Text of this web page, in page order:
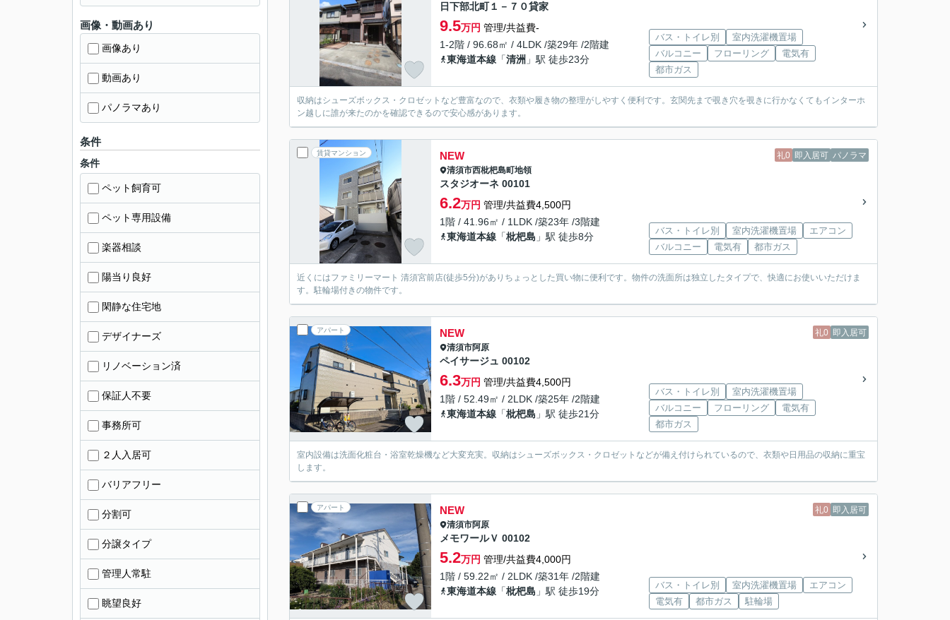
日下部北町１－７０貸家
9.5万円 管理/共益費-
1-2階 / 96.68㎡ / 4LDK /築29年 /2階建
東海道本線 「清洲 」駅 徒歩23分
バス・トイレ別
室内洗濯機置場
バルコニー
フローリング
電気有
都市ガス
収納はシューズボックス・クロゼットなど豊富なので、衣類や履き物の整理がしやすく便利です。玄関先まで覗き穴を覗きに行かなくてもインターホ
ン越しに誰が来たのかを確認できるので安心感があります。
賃貸マンション 礼0 即入居可 パノラマ
NEW
清須市西枇杷島町地領
スタジオーネ 00101
6.2万円 管理/共益費4,500円
1階 / 41.96㎡ / 1LDK /築23年 /3階建
東海道本線 「枇杷島 」駅 徒歩8分
バス・トイレ別 室内洗濯機置場
エアコン
バルコニー
電気有 都市ガス
近くにはファミリーマート 清須宮前店(徒歩5分)がありちょっとした買い物に便利です。物件の洗面所は独立したタイプで、快適にお使いいただけま
す。駐輪場付きの物件です。
アパート 礼0 即入居可
NEW
清須市阿原
ペイサージュ 00102
6.3万円 管理/共益費4,500円
1階 / 52.49㎡ / 2LDK /築25年 /2階建
東海道本線 「枇杷島 」駅 徒歩21分
バス・トイレ別
室内洗濯機置場
バルコニー
フローリング
電気有
都市ガス
室内設備は洗面化粧台・浴室乾燥機など大変充実。収納はシューズボックス・クロゼットなどが備え付けられているので、衣類や日用品の収納に重宝
します。
アパート 礼0 即入居可
NEW
清須市阿原
メモワールＶ 00102
5.2万円 管理/共益費4,000円
1階 / 59.22㎡ / 2LDK /築31年 /2階建
東海道本線 「枇杷島 」駅 徒歩19分
バス・トイレ別 室内洗濯機置場
エアコン
電気有
都市ガス 駐輪場
画像・動画あり
画像あり
動画あり
パノラマあり
条件
条件
ペット飼育可
ペット専用設備
楽器相談
陽当り良好
閑静な住宅地
デザイナーズ
リノベーション済
保証人不要
事務所可
２人入居可
バリアフリー
分割可
分譲タイプ
管理人常駐
眺望良好